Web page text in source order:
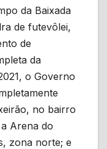
da Baixada
de futevôlei,
de
da
o Governo
no bairro
Arena do
zona norte; e